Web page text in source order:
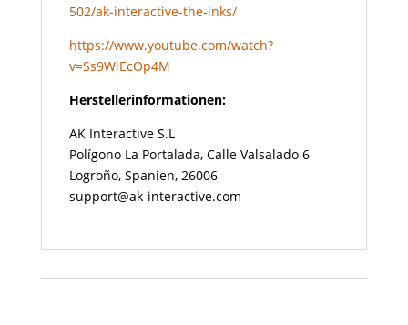
502/ak-interactive-the-inks/
https://www.youtube.com/watch?
v=Ss9WiEcOp4M
Herstellerinformationen:
AK Interactive S.L
Polígono La Portalada, Calle Valsalado 6
Logroño, Spanien, 26006
support@ak-interactive.com